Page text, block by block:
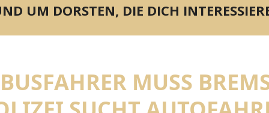
UM DORSTEN, DIE DICH
MUSS